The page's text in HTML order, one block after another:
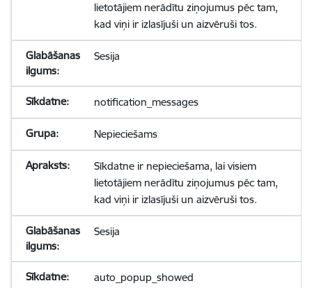
lietotājiem nerādītu ziņojumus pēc tam,
kad viņi ir izlasījuši un aizvēruši tos.
Sesija
notification_messages
Nepieciešams
Sīkdatne ir nepieciešama, lai visiem
lietotājiem nerādītu ziņojumus pēc tam,
kad viņi ir izlasījuši un aizvēruši tos.
Sesija
auto_popup_showed